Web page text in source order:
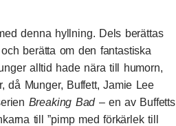
denna hyllning. Dels berättas
berätta om den fantastiska
alltid hade nära till humorn,
då Munger, Buffett, Jamie Lee
Breaking Bad– en av Buffetts
till ”pimp med förkärlek till